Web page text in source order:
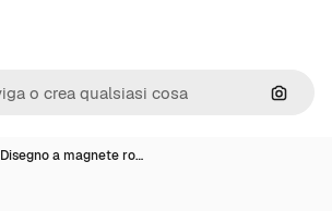
Cerca
Disegno a magnete ro…